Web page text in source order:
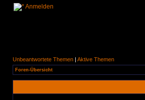
Anmelden
Unbeantwortete Themen | Aktive Themen
Foren-Übersicht